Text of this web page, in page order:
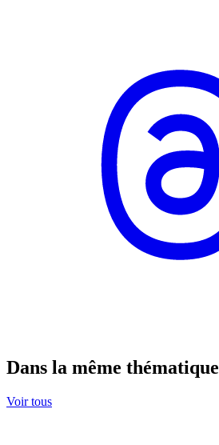
Dans la même thématique
Voir tous